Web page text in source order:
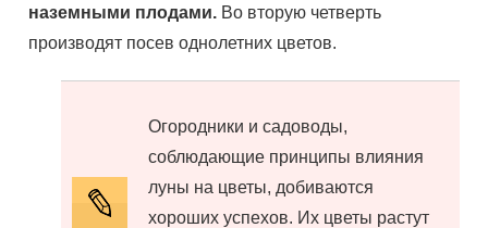
наземными плодами. Во вторую четверть
производят посев однолетних цветов.
Огородники и садоводы,
соблюдающие принципы влияния
луны на цветы, добиваются
хороших успехов. Их цветы растут